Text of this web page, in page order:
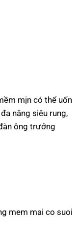
mịn có thể uốn
năng siêu rung,
ông trưởng